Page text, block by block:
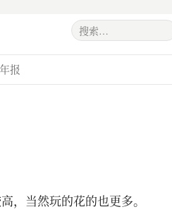
年报
，当然玩的花的也更多。